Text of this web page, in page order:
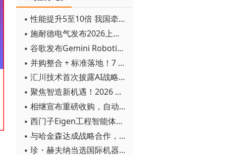
▪ 性能提升5至10倍 我国牵头制定的WiTSnet工业以太网国际标准正式发布
▪ 施耐德电气发布2026上半年可持续发展成绩单 "Impact 2030"路线图开局稳健
▪ 谷歌发布Gemini Robotics 2模型 实现人形机器人全身智能控制突破
▪ 并购整合 + 标准落地！7 月工业自动化产业动态速递
▪ 汇川技术首次披露AI战略进展：从两个方面推动“AI业务化”落地
▪ 聚焦智造新机遇！2026 青岛数字化及智能制造技术论坛圆满落幕
▪ 相继宣布重磅收购，自动化巨头新一轮并购潮剑指何方？
▪ 西门子Eigen工程智能体落地中国，工业AI跨越物理世界“确定性”拐点
▪ 与哈金森达成战略合作，乐聚机器人何以持续获得工业巨头青睐？
▪ 珍・赫夫纳当选国际机器人联合会新任主席